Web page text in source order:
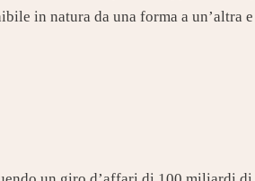
in natura da una forma a un’altra